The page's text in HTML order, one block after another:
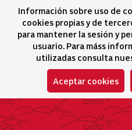
Información sobre uso de
cookies propias y de
para mantener la sesión y
usuario. Para máss
utilizadas consulta
Aceptar cookies
Llegums